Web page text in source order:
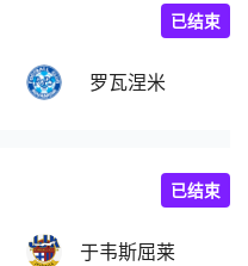
罗瓦涅米
已结束
于韦斯屈莱
已结束